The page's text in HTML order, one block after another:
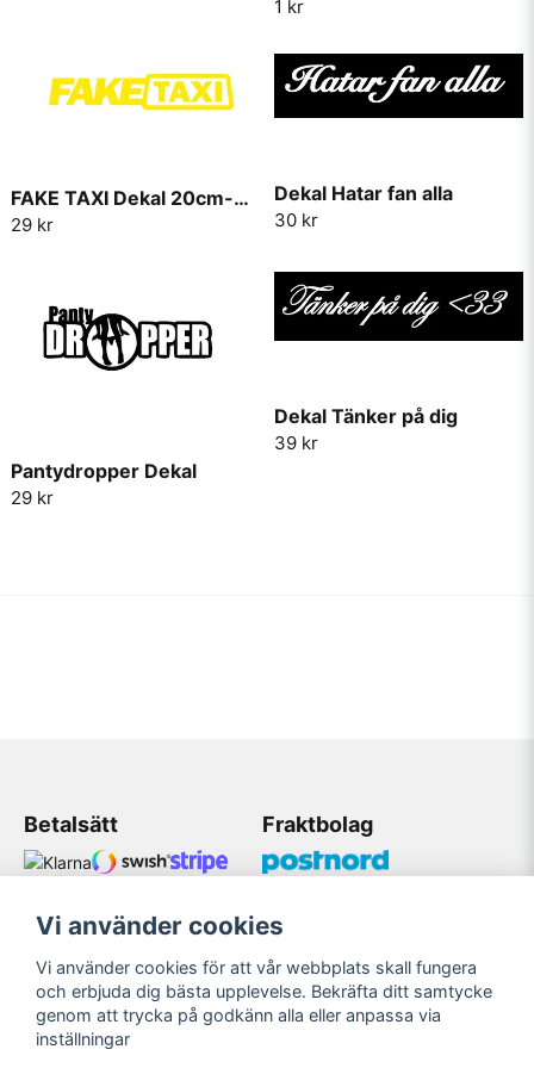
1 kr
FAKE TAXI Dekal 20cm-30cm
29 kr
Dekal Hatar fan alla
30 kr
Pantydropper Dekal
29 kr
Dekal Tänker på dig
39 kr
Betalsätt Fraktbolag
Kundtjänst
Mobil: 08 509 075 83
Mail: Bildekaler@gmail.com
Vi använder cookies
Vi använder cookies för att vår webbplats skall fungera
och erbjuda dig bästa upplevelse. Bekräfta ditt samtycke
genom att trycka på godkänn alla eller anpassa via
inställningar